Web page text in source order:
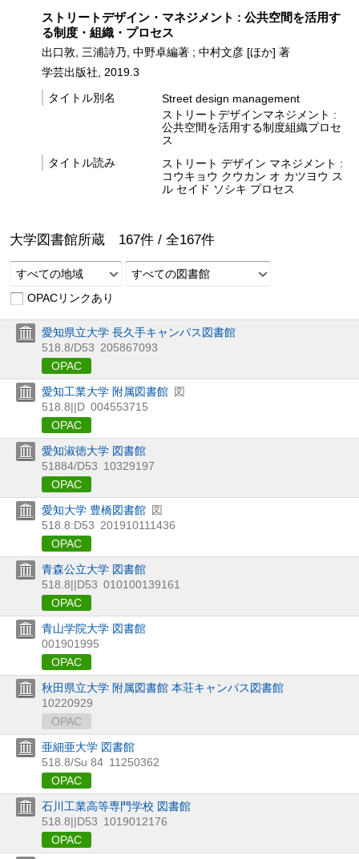
ストリートデザイン・マネジメント : 公共空間を活用す
る制度・組織・プロセス
出口敦, 三浦詩乃, 中野卓編著 ; 中村文彦 [ほか] 著
学芸出版社, 2019.3
タイトル別名
Street design management
ストリートデザインマネジメント :
公共空間を活用する制度組織プロセ
ス
タイトル読み
ストリート デザイン マネジメント :
コウキョウ クウカン オ カツヨウ ス
ル セイド ソシキ プロセス
大学図書館所蔵 167件 / 全167件
すべての地域
すべての図書館
OPACリンクあり
愛知県立大学 長久手キャンパス図書館
518.8/D53 205867093
OPAC
愛知工業大学 附属図書館 図
518.8||D 004553715
OPAC
愛知淑徳大学 図書館
51884/D53 10329197
OPAC
愛知大学 豊橋図書館 図
518.8:D53 201910111436
OPAC
青森公立大学 図書館
518.8||D53 010100139161
OPAC
青山学院大学 図書館
001901995
OPAC
秋田県立大学 附属図書館 本荘キャンパス図書館
10220929
OPAC
亜細亜大学 図書館
518.8/Su 84 11250362
OPAC
石川工業高等専門学校 図書館
518.8||D53 1019012176
OPAC